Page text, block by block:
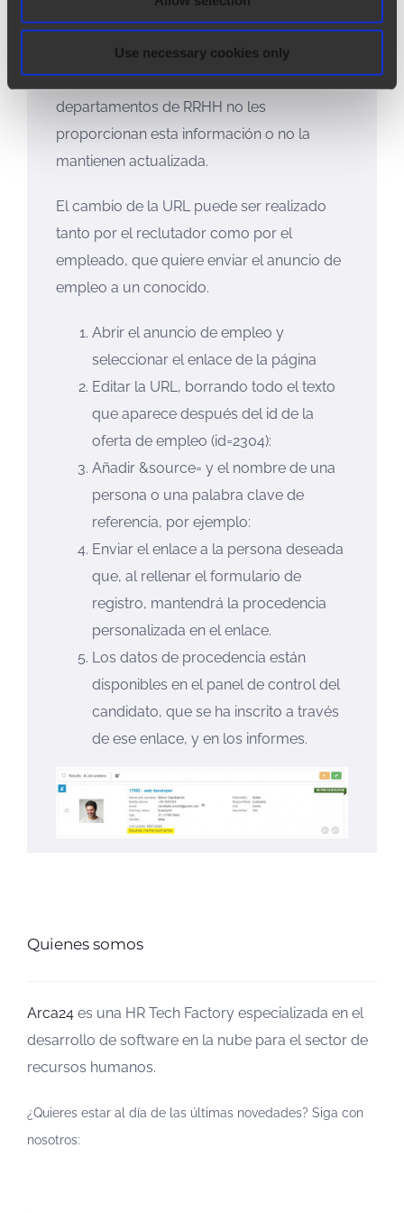
Use necessary cookies only
estado de las remisiones que han hecho y
las recompensas que esperan recibir.
Pueden sentirse frustrados si los
departamentos de RRHH no les
proporcionan esta información o no la
mantienen actualizada.
El cambio de la URL puede ser realizado
tanto por el reclutador como por el
empleado, que quiere enviar el anuncio de
empleo a un conocido.
Abrir el anuncio de empleo y
seleccionar el enlace de la página
Editar la URL, borrando todo el texto
que aparece después del id de la
oferta de empleo (id=2304):
Añadir &source= y el nombre de una
persona o una palabra clave de
referencia, por ejemplo:
Enviar el enlace a la persona deseada
que, al rellenar el formulario de
registro, mantendrá la procedencia
personalizada en el enlace.
Los datos de procedencia están
disponibles en el panel de control del
candidato, que se ha inscrito a través
de ese enlace, y en los informes.
Quienes somos
Arca24es una HR Tech Factory especializada en el
desarrollo de software en la nube para el sector de
recursos humanos.
¿Quieres estar al día de las últimas novedades? Siga con
nosotros: